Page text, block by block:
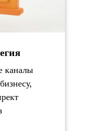
каналы